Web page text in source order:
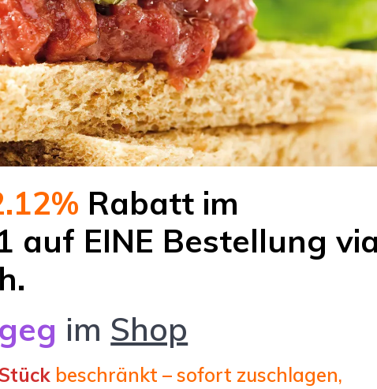
Rabatt im
auf EINE Bestellung
im Shop
beschränkt – sofort zuschlagen,